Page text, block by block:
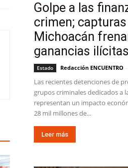
Golpe a las
crimen;
Michoacán
ganancias
Estado Redacción ENCUENTRO -
Las recientes detenciones de
grupos criminales dedicados a
representan un impacto
28 mil millones de...
Leer más